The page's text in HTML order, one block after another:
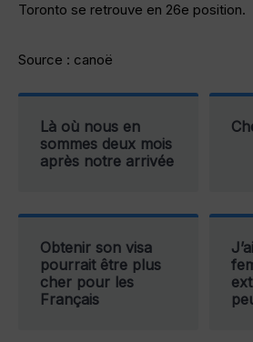
Toronto se retrouve en 26e position.
Source : canoë
Là où nous en
sommes deux mois
après notre arrivée
Obtenir son visa
pourrait être plus
cher pour les
Français